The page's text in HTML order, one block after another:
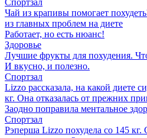
Спортзал
Чай из крапивы помогает
из главных проблем на диете
Работает, но есть нюанс!
Здоровье
Лучшие фрукты для похудения.
И вкусно, и полезно.
Спортзал
Lizzo рассказала, на какой диете
кг. Она отказалась от прежних
Заодно поправила ментальное
Спортзал
Рэперша Lizzo похудела со 145 кг.